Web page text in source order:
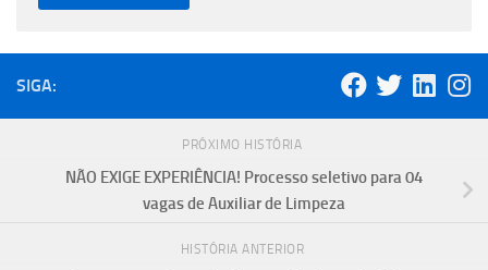
SIGA:
PRÓXIMO HISTÓRIA
NÃO EXIGE EXPERIÊNCIA! Processo seletivo para 04
vagas de Auxiliar de Limpeza
HISTÓRIA ANTERIOR